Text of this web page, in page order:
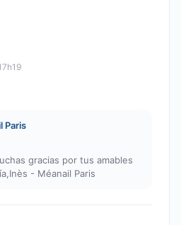
Paris
gracias por tus amables
- Méanail Paris